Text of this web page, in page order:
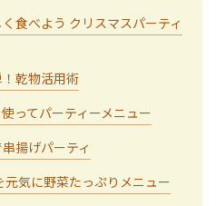
食べよう クリスマスパーティ
乾物活用術
ってパーティーメニュー
揚げパーティ
元気に野菜たっぷりメニュー